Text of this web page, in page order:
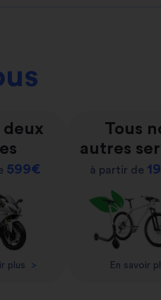
deux
599€
plus >
Tous
autres
à partir de
En savoir